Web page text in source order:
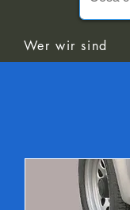
Wer wir sind